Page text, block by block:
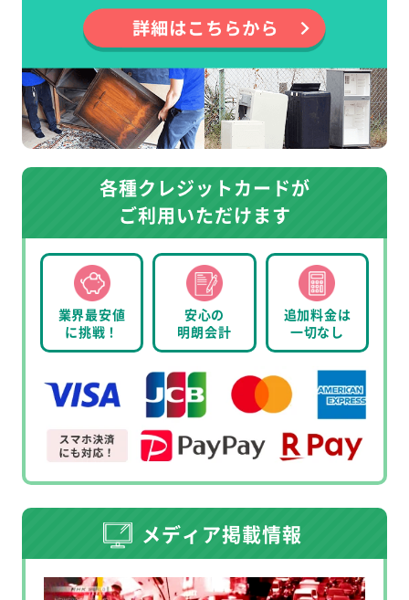
各種クレジットカードが
ご利用いただけます
業界最安値
に挑戦！
安心の
明朗会計
追加料金は
一切なし
メディア掲載情報